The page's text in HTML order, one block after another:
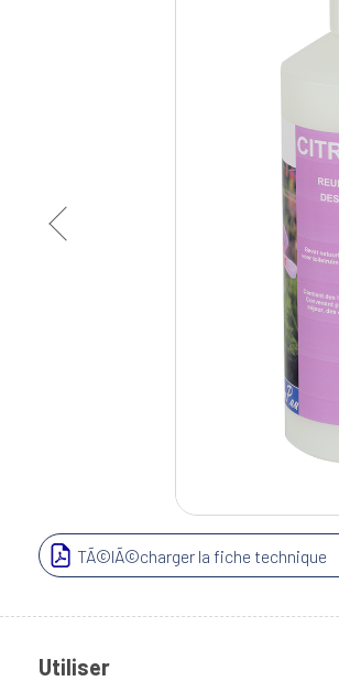
TÃ©lÃ©charger la fiche technique
Utiliser